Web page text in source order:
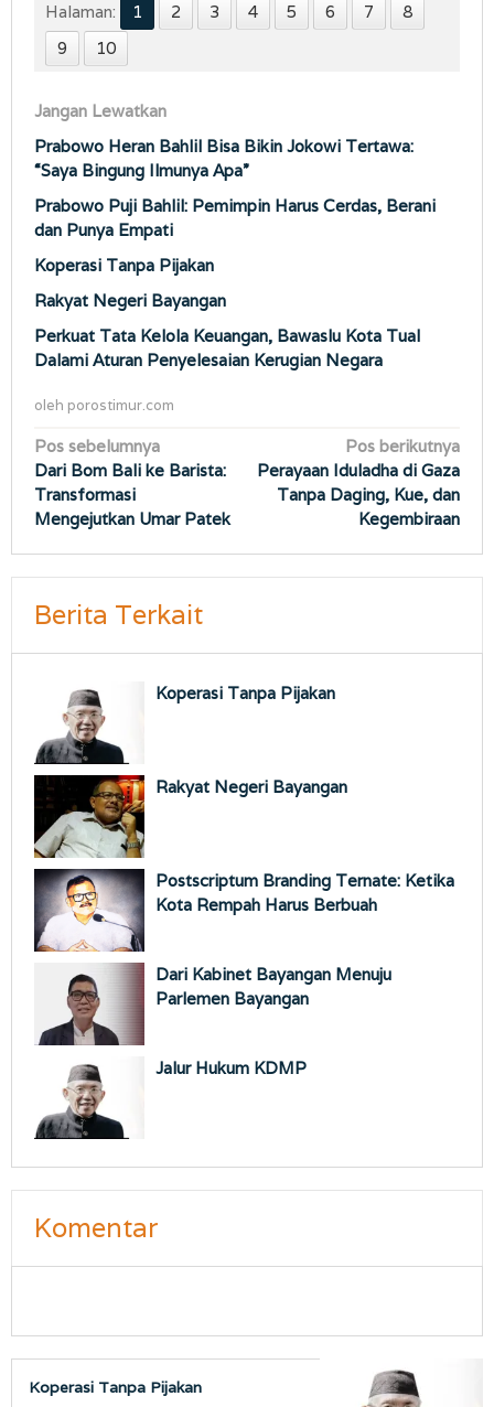
Halaman: 1 2 3 4 5 6 7
8
9
10
Jangan Lewatkan
Prabowo Heran Bahlil Bisa Bikin Jokowi Tertawa:
“Saya Bingung Ilmunya Apa”
Prabowo Puji Bahlil: Pemimpin Harus Cerdas, Berani
dan Punya Empati
Koperasi Tanpa Pijakan
Rakyat Negeri Bayangan
Perkuat Tata Kelola Keuangan, Bawaslu Kota Tual
Dalami Aturan Penyelesaian Kerugian Negara
oleh porostimur.com
Navigasi
pos
Pos sebelumnya
Dari Bom Bali ke Barista:
Transformasi
Mengejutkan Umar Patek
Pos berikutnya
Perayaan Iduladha di Gaza
Tanpa Daging, Kue, dan
Kegembiraan
Berita Terkait
Koperasi Tanpa Pijakan
Rakyat Negeri Bayangan
Postscriptum Branding Ternate: Ketika
Kota Rempah Harus Berbuah
Dari Kabinet Bayangan Menuju
Parlemen Bayangan
Jalur Hukum KDMP
Komentar
Koperasi Tanpa Pijakan